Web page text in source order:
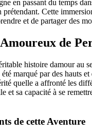
en passant du temps
prétendant. Cette
et de partager des
de
histoire damour au
marqué par des hauts et
quelle a affronté les
et sa capacité à se
de cette Aventure